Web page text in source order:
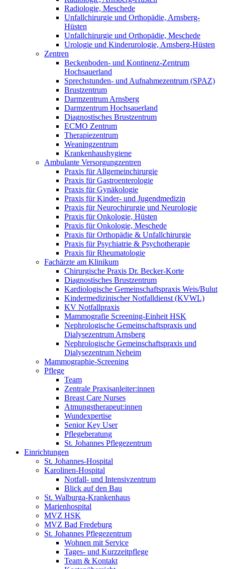
Radiologie, Meschede
Unfallchirurgie und Orthopädie, Arnsberg-
Hüsten
Unfallchirurgie und Orthopädie, Meschede
Urologie und Kinderurologie, Arnsberg-Hüsten
Zentren
Beckenboden- und Kontinenz-Zentrum
Hochsauerland
Sprechstunden- und Aufnahmezentrum (SPAZ)
Brustzentrum
Darmzentrum Arnsberg
Darmzentrum Hochsauerland
Diagnostisches Brustzentrum
ECMO Zentrum
Therapiezentrum
Weaningzentrum
Krankenhaushygiene
Ambulante Versorgungzentren
Praxis für Allgemeinchirurgie
Praxis für Gastroenterologie
Praxis für Gynäkologie
Praxis für Kinder- und Jugendmedizin
Praxis für Neurochirurgie und Neurologie
Praxis für Onkologie, Hüsten
Praxis für Onkologie, Meschede
Praxis für Orthopädie & Unfallchirurgie
Praxis für Psychiatrie & Psychotherapie
Praxis für Rheumatologie
Fachärzte am Klinikum
Chirurgische Praxis Dr. Becker-Korte
Diagnostisches Brustzentrum
Kardiologische Gemeinschaftspraxis Weis/Bulut
Kindermedizinischer Notfalldienst (KVWL)
KV Notfallpraxis
Mammografie Screening-Einheit HSK
Nephrologische Gemeinschaftspraxis und
Dialysezentrum Arnsberg
Nephrologische Gemeinschaftspraxis und
Dialysezentrum Neheim
Mammographie-Screening
Pflege
Team
Zentrale Praxisanleiter:innen
Breast Care Nurses
Atmungstherapeut:innen
Wundexpertise
Senior Key User
Pflegeberatung
St. Johannes Pflegezentrum
Einrichtungen
St. Johannes-Hospital
Karolinen-Hospital
Notfall- und Intensivzentrum
Blick auf den Bau
St. Walburga-Krankenhaus
Marienhospital
MVZ HSK
MVZ Bad Fredeburg
St. Johannes Pflegezentrum
Wohnen mit Service
Tages- und Kurzzeitpflege
Team & Kontakt